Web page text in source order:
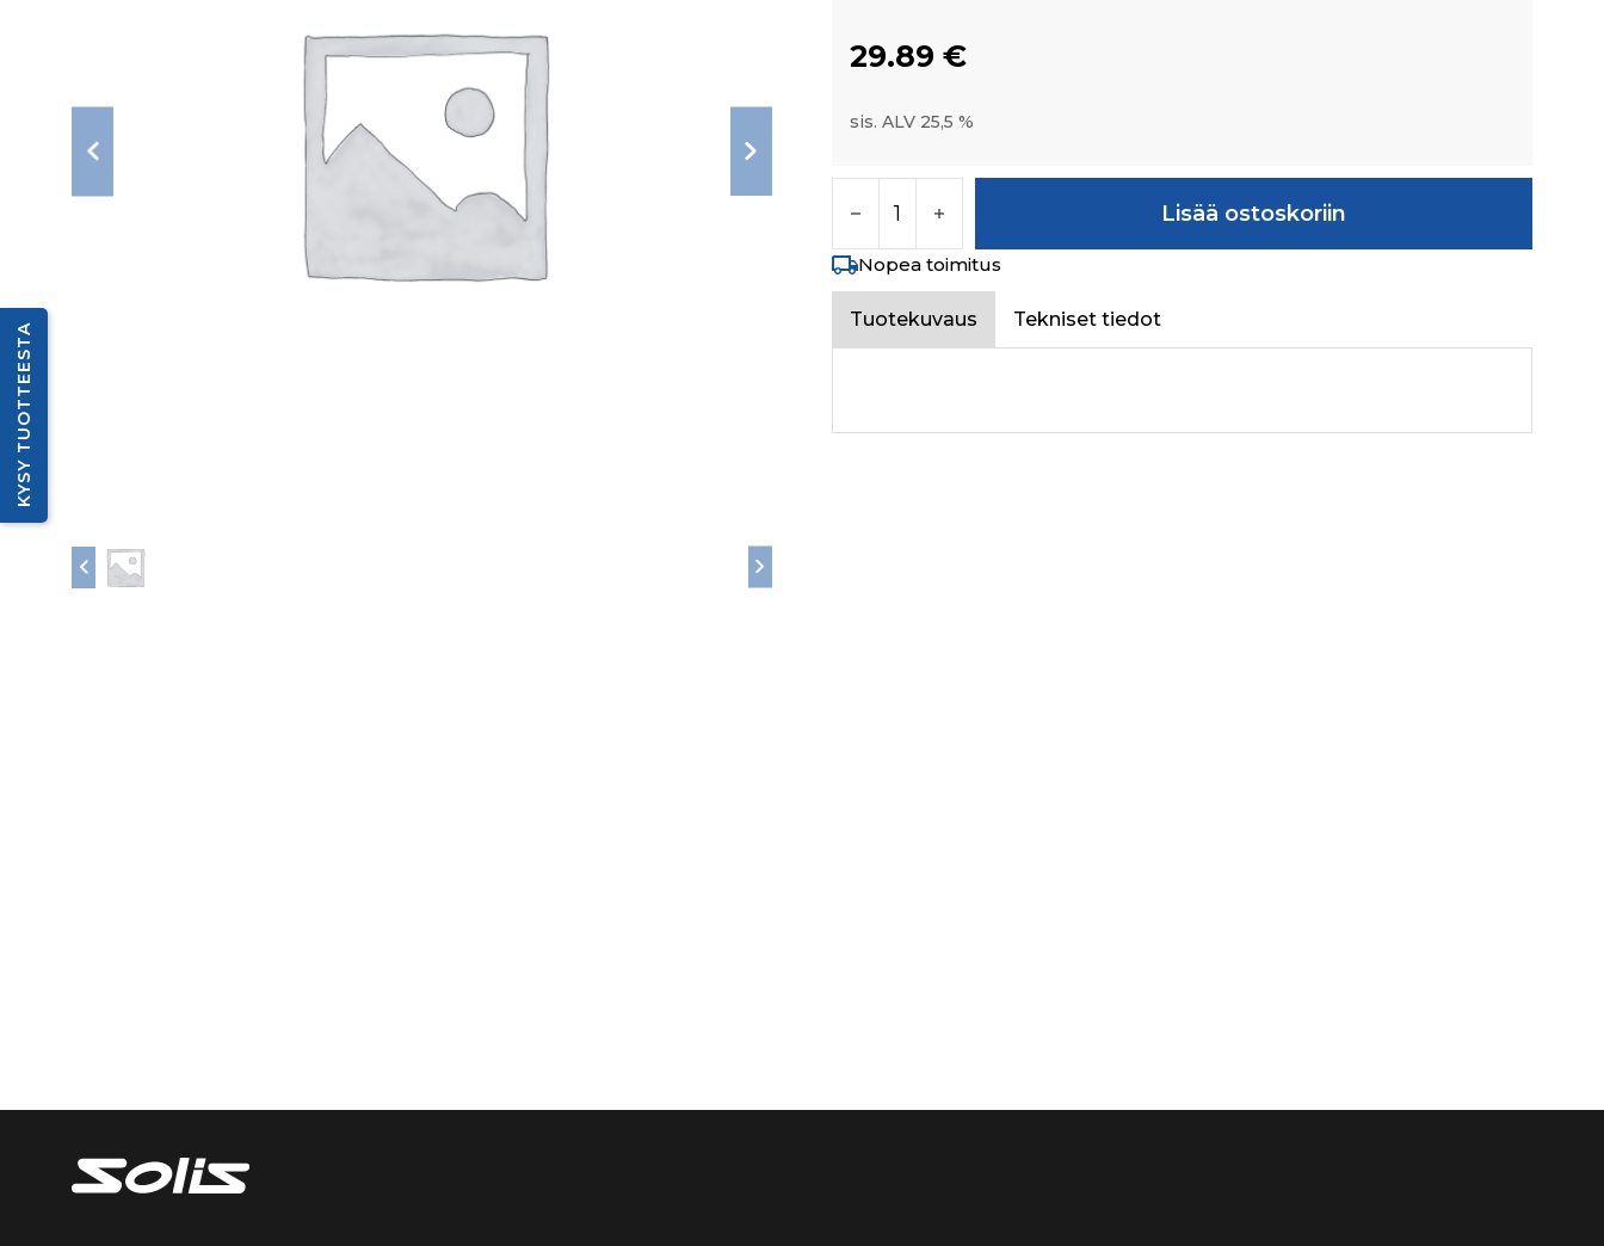
29.89 €
sis. ALV 25,5 %
Lisää ostoskoriin
Nopea toimitus
Tuotekuvaus Tekniset tiedot
KYSY TUOTTEESTA